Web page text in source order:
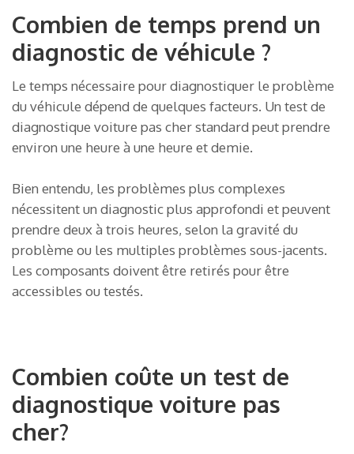
Combien de temps prend un
diagnostic de véhicule ?
Le temps nécessaire pour diagnostiquer le problème
du véhicule dépend de quelques facteurs. Un test de
diagnostique voiture pas cher standard peut prendre
environ une heure à une heure et demie.
Bien entendu, les problèmes plus complexes
nécessitent un diagnostic plus approfondi et peuvent
prendre deux à trois heures, selon la gravité du
problème ou les multiples problèmes sous-jacents.
Les composants doivent être retirés pour être
accessibles ou testés.
Combien coûte un test de
diagnostique voiture pas
cher?